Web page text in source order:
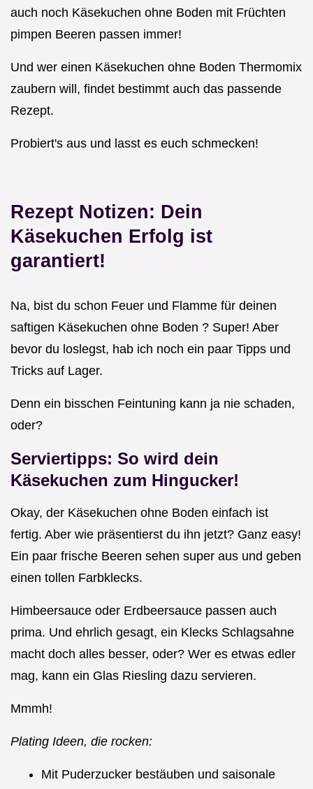
auch noch Käsekuchen ohne Boden mit Früchten
pimpen Beeren passen immer!
Und wer einen Käsekuchen ohne Boden Thermomix
zaubern will, findet bestimmt auch das passende
Rezept.
Probiert's aus und lasst es euch schmecken!
Rezept Notizen: Dein
Käsekuchen Erfolg ist
garantiert!
Na, bist du schon Feuer und Flamme für deinen
saftigen Käsekuchen ohne Boden ? Super! Aber
bevor du loslegst, hab ich noch ein paar Tipps und
Tricks auf Lager.
Denn ein bisschen Feintuning kann ja nie schaden,
oder?
Serviertipps: So wird dein
Käsekuchen zum Hingucker!
Okay, der Käsekuchen ohne Boden einfach ist
fertig. Aber wie präsentierst du ihn jetzt? Ganz easy!
Ein paar frische Beeren sehen super aus und geben
einen tollen Farbklecks.
Himbeersauce oder Erdbeersauce passen auch
prima. Und ehrlich gesagt, ein Klecks Schlagsahne
macht doch alles besser, oder? Wer es etwas edler
mag, kann ein Glas Riesling dazu servieren.
Mmmh!
Plating Ideen, die rocken:
Mit Puderzucker bestäuben und saisonale